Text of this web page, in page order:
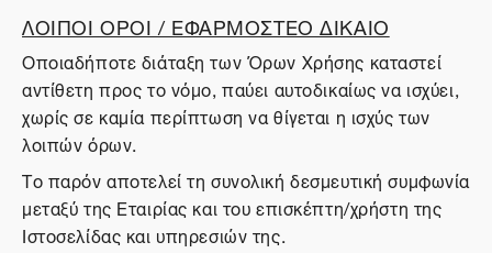
ΛΟΙΠΟΙ ΟΡΟΙ / ΕΦΑΡΜΟΣΤΕΟ ΔΙΚΑΙΟ
Οποιαδήποτε διάταξη των Όρων Χρήσης καταστεί
αντίθετη προς το νόμο, παύει αυτοδικαίως να ισχύει,
χωρίς σε καμία περίπτωση να θίγεται η ισχύς των
λοιπών όρων.
Το παρόν αποτελεί τη συνολική δεσμευτική συμφωνία
μεταξύ της Εταιρίας και του επισκέπτη/χρήστη της
Ιστοσελίδας και υπηρεσιών της.